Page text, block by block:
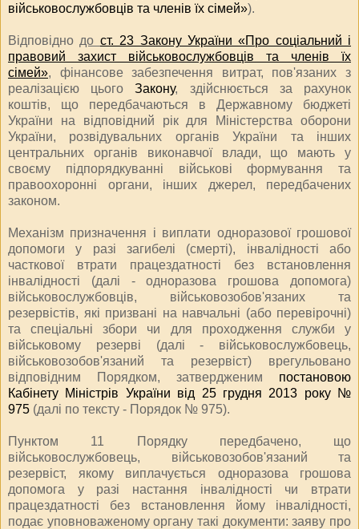
військовослужбовців та членів їх сімей»).
Відповідно до ст. 23 Закону України «Про соціальний і
правовий захист військовослужбовців та членів їх
сімей», фінансове забезпечення витрат, пов'язаних з
реалізацією цьогоЗакону, здійснюється за рахунок
коштів, що передбачаються в Державному бюджеті
України на відповідний рік для Міністерства оборони
України, розвідувальних органів України та інших
центральних органів виконавчої влади, що мають у
своєму підпорядкуванні військові формування та
правоохоронні органи, інших джерел, передбачених
законом.
Механізм призначення і виплати одноразової грошової
допомоги у разі загибелі (смерті), інвалідності або
часткової втрати працездатності без встановлення
інвалідності (далі - одноразова грошова допомога)
військовослужбовців, військовозобов'язаних та
резервістів, які призвані на навчальні (або перевірочні)
та спеціальні збори чи для проходження служби у
військовому резерві (далі - військовослужбовець,
військовозобов'язаний та резервіст) врегульовано
відповідним Порядком, затвердженим постановою
Кабінету Міністрів України від 25 грудня 2013 року №
975 (далі по тексту - Порядок № 975).
Пунктом 11 Порядку передбачено, що
військовослужбовець, військовозобов'язаний та
резервіст, якому виплачується одноразова грошова
допомога у разі настання інвалідності чи втрати
працездатності без встановлення йому інвалідності,
подає уповноваженому органу такі документи: заяву про